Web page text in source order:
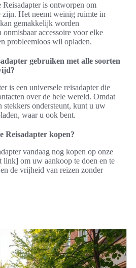
is ontworpen om
zijn. Het neemt weinig ruimte in
gemakkelijk worden
onmisbaar accessoire voor elke
probleemloos wil opladen.
gebruiken met alle soorten
is een universele reisadapter die
over de hele wereld. Omdat
stekkers ondersteunt, kunt u uw
waar u ook bent.
Reisadapter kopen?
vandaag nog kopen op onze
om uw aankoop te doen en te
de vrijheid van reizen zonder